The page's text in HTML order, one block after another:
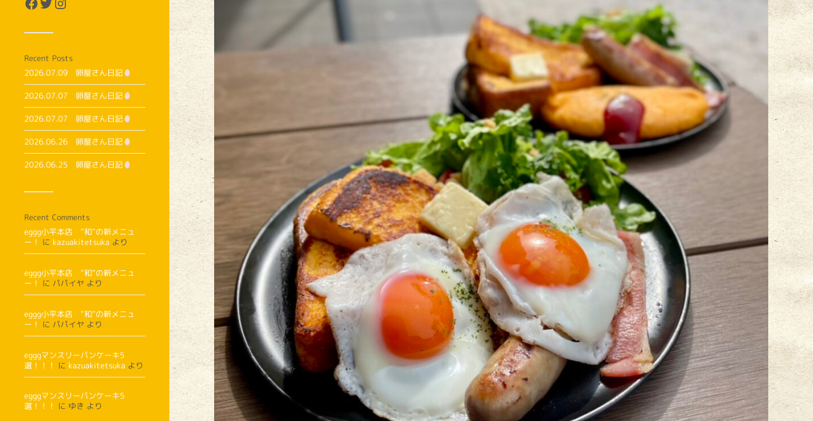
Recent Posts
2026.07.09 卵屋さん日記
2026.07.07 卵屋さん日記
2026.07.07 卵屋さん日記
2026.06.26 卵屋さん日記
2026.06.25 卵屋さん日記
Recent Comments
eggg小平本店 ”和”の新メニュ
ー！
に kazuakitetsuka より
eggg小平本店 ”和”の新メニュ
ー！
に パパイヤ より
eggg小平本店 ”和”の新メニュ
ー！
に パパイヤ より
egggマンスリーパンケーキ5
選！！！
に kazuakitetsuka より
egggマンスリーパンケーキ5
選！！！
に ゆき より